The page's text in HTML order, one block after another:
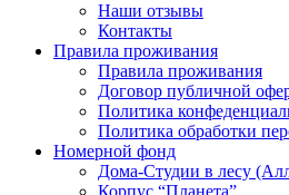
Наши отзывы
Контакты
Правила проживания
Правила проживания
Договор публичной
Политика
Политика обработки
Номерной фонд
Дома-Студии в лесу
Корпус “Планета”